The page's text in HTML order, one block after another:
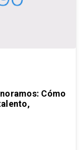
Cómo